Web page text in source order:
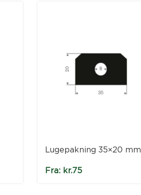
Lugepakning 35×20 mm
Fra: kr.75